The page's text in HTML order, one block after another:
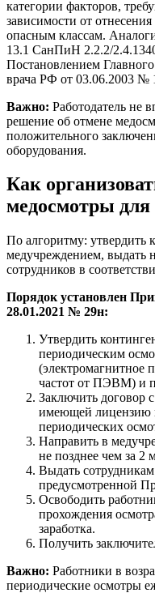
категории факторов,
зависимости от
опасным классам.
13.1 СанПиН 2.2.2/
Постановлением
врача РФ от 03.06.2003 №
Важно: Работодатель не
решение об отмене
положительного
оборудования.
Как
медосмотры
По алгоритму: утвердить
медучреждением, выдать
сотрудников в
Порядок установлен
28.01.2021 № 29н:
Утвердить
периодическим
(электромагнитное
частот от ПЭВМ) и
Заключить договор
имеющей лицензию
периодических
Направить в
не позднее чем за 2
Выдать
предусмотренной
Освободить
прохождения
заработка.
Получить
Важно: Работники в
периодические осмотры